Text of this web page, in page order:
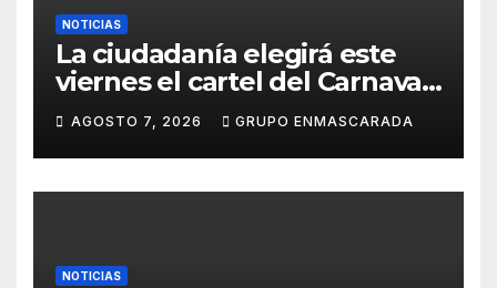
NOTICIAS
La ciudadanía elegirá este
viernes el cartel del Carnaval
de Las Palmas de Gran
Canaria 2027 en una gala
retransmitida por Televisión
Canaria
AGOSTO 7, 2026 GRUPO ENMASCARADA
NOTICIAS